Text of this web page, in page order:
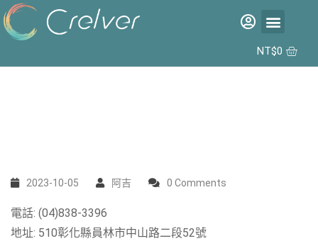
NT$0
2023-10-05 阿吉 0 Comments
電話: (04)838-3396
地址: 510彰化縣員林市中山路二段52號‬